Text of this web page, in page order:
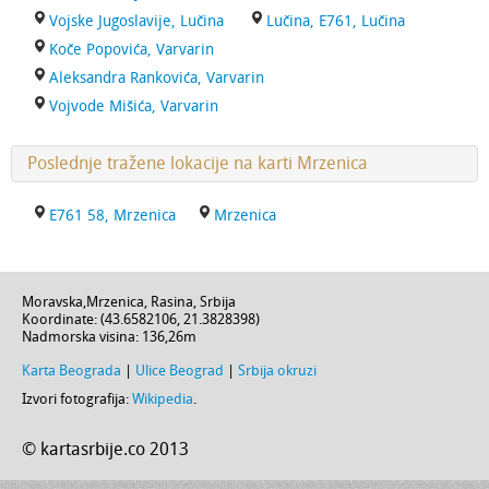
Vojske Jugoslavije, Lučina
Lučina, E761, Lučina
Koče Popovića, Varvarin
Aleksandra Rankovića, Varvarin
Vojvode Mišića, Varvarin
Poslednje tražene lokacije na karti Mrzenica
E761 58, Mrzenica Mrzenica
Moravska,Mrzenica, Rasina, Srbija
Koordinate: (43.6582106, 21.3828398)
Nadmorska visina: 136,26m
Karta Beograda Ulice Beograd
Srbija okruzi
Izvori fotografija: Wikipedia.
© kartasrbije.co 2013